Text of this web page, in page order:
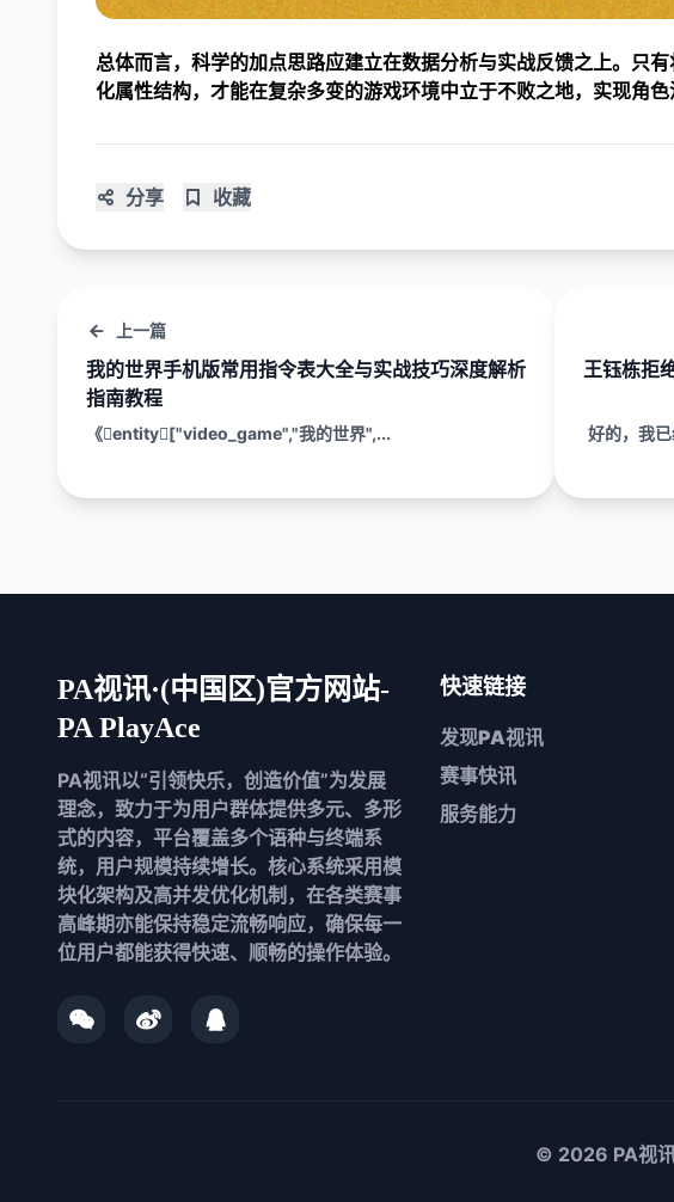
总体而言，科学的加点思路应建立在数据分析与实战反馈之上。只
化属性结构，才能在复杂多变的游戏环境中立于不败之地，实现角色
分享 收藏
上一篇
我的世界手机版常用指令表大全与实战技巧深度解析
指南教程
《entity["video_game","我的世界",...
王钰栋拒
好的，我
PA视讯·(中国区)官方网站-
PA PlayAce
PA视讯以“引领快乐，创造价值”为发展
理念，致力于为用户群体提供多元、多形
式的内容，平台覆盖多个语种与终端系
统，用户规模持续增长。核心系统采用模
块化架构及高并发优化机制，在各类赛事
高峰期亦能保持稳定流畅响应，确保每一
位用户都能获得快速、顺畅的操作体验。
快速链接
发现PA视讯
赛事快讯
服务能力
© 2026 PA视